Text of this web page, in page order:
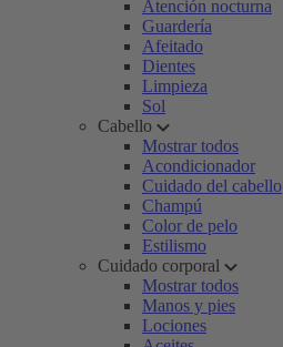
Atención nocturna
Guardería
Afeitado
Dientes
Limpieza
Sol
Cabello
Mostrar todos
Acondicionador
Cuidado del cabello
Champú
Color de pelo
Estilismo
Cuidado corporal
Mostrar todos
Manos y pies
Lociones